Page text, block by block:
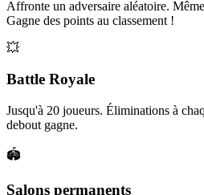
Affronte un adversaire aléatoire.
Gagne des points au classement !
💥
Battle Royale
Jusqu'à 20 joueurs. Éliminations à
debout gagne.
🏟️
Salons permanents